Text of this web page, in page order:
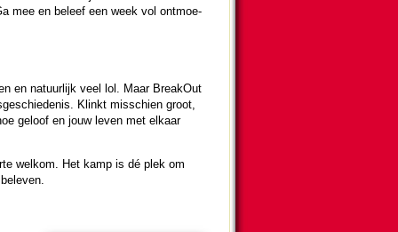
mee en beleef een week vol ont­moe­
en na­tuur­lijk veel lol. Maar BreakOut
Klinkt mis­schien groot,
geloof en jouw leven met elkaar
welkom. Het kamp is dé plek om